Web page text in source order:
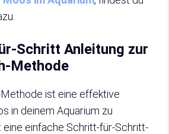
Schritt Anleitung zur
Methode
ist eine effektive
in deinem Aquarium zu
eine einfache Schritt-für-Schritt-